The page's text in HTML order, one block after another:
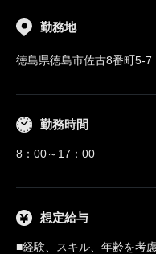
勤務地
徳島県徳島市佐古8番町5-7
勤務時間
8：00～17：00
想定給与
■経験、スキル、年齢を考